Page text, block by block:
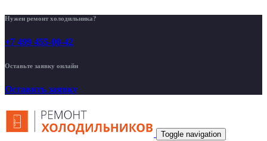
Нужен ремонт холодильника?
+7 499 455-00-42
Оставьте заявку онлайн
Оставить заявку
Toggle navigation